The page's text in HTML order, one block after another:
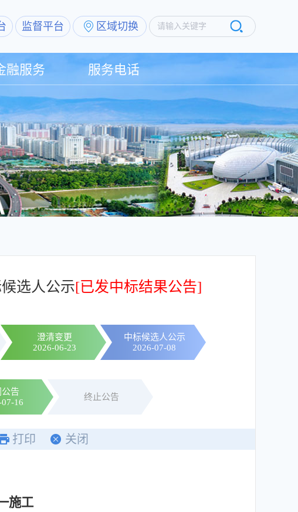
监督平台 区域切换 请输入关键字
融服务 服务电话
选人公示[已发中标结果公告]
澄清变更
2026-06-23
中标候选人公示
2026-07-08
公告
16
终止公告
打印 关闭
施工